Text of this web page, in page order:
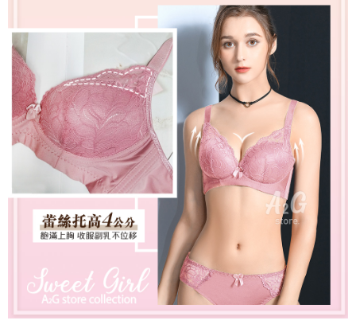
權轉讓予恩沛科技股份有限公司。
２．關於個人資料處理事宜，請瀏覽以下網址：
https://aftee.tw/terms/#terms3
３．未成年的使用者請事先徵得法定代理人或監護人之同意方可使用
「AFTEE先享後付」，若未經同意申辦者引起之損失，本公司不負相關責
任。
４．使用「AFTEE先享後付」時，將依據個別帳號之用戶狀況，依本公司即
時審查核予不同之上限額度；若仍有額度不足之情形，本公司將視審查結果
請求用戶進行身份認證。
５．嚴禁一人註冊多個帳號或使用他人資訊註冊。若發現惡意使用之情形，
恩沛科技股份有限公司將有權停止該用戶之使用額度並採取法律行動。